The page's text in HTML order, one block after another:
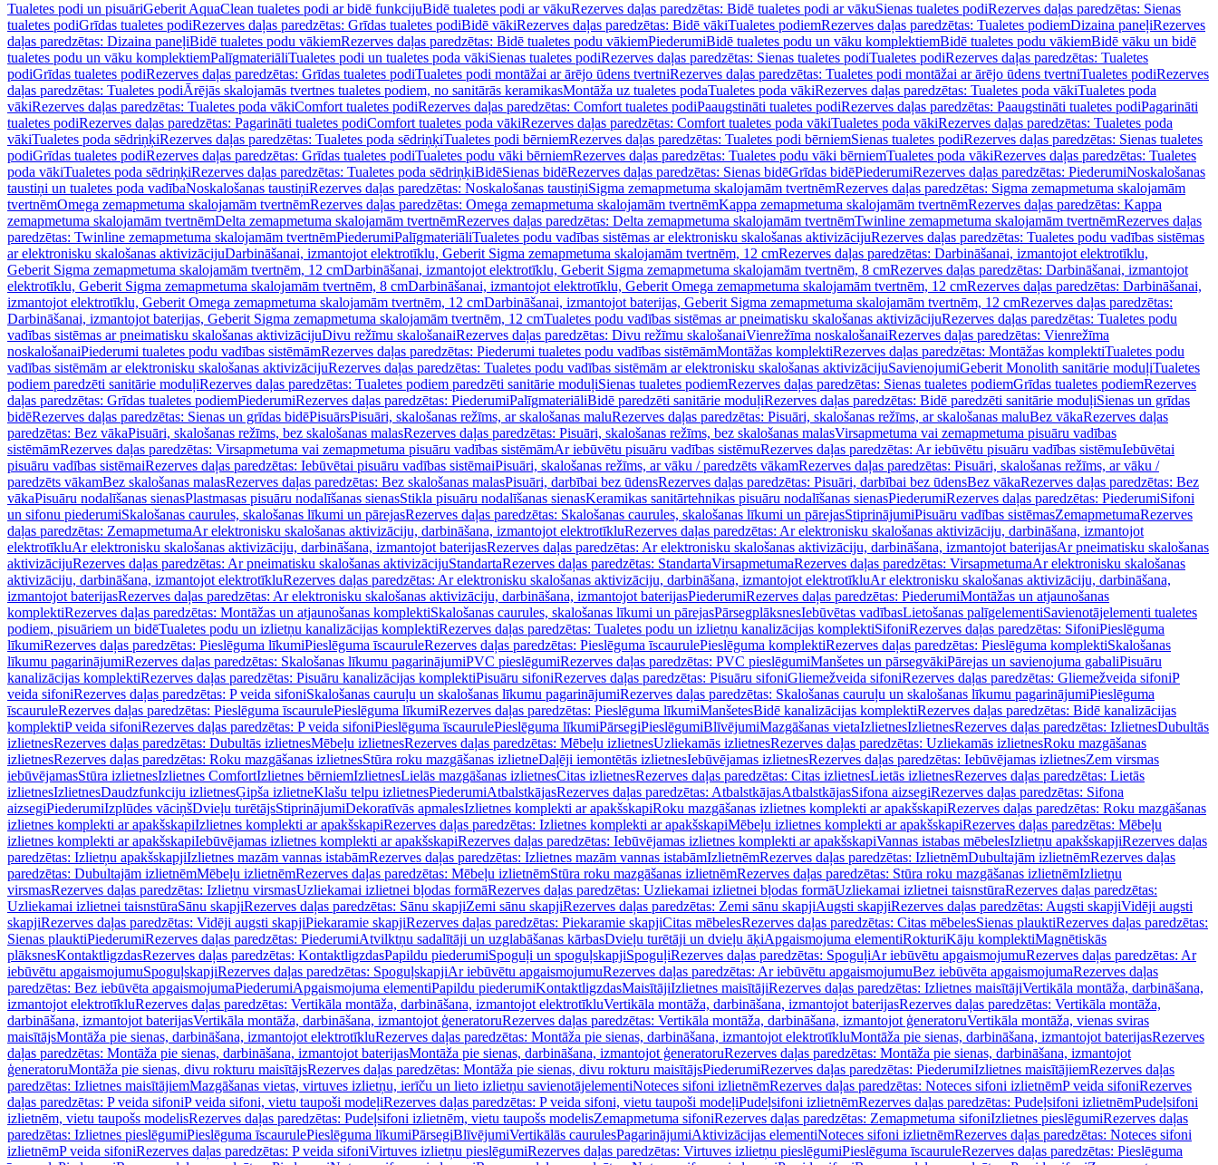
Tualetes podi un pisuāriGeberit AquaClean tualetes podi ar bidē funkcijuBidē tualetes podi ar vākuRezerves daļas paredzētas: Bidē tualetes podi ar vākuSienas tualetes podiRezerves daļas paredzētas: Sienas
tualetes podiGrīdas tualetes podiRezerves daļas paredzētas: Grīdas tualetes podiBidē vākiRezerves daļas paredzētas: Bidē vākiTualetes podiemRezerves daļas paredzētas: Tualetes podiemDizaina paneļiRezerves
daļas paredzētas: Dizaina paneļiBidē tualetes podu vākiemRezerves daļas paredzētas: Bidē tualetes podu vākiemPiederumiBidē tualetes podu un vāku komplektiemBidē tualetes podu vākiemBidē vāku un bidē
tualetes podu un vāku komplektiemPalīgmateriāliTualetes podi un tualetes poda vākiSienas tualetes podiRezerves daļas paredzētas: Sienas tualetes podiTualetes podiRezerves daļas paredzētas: Tualetes
podiGrīdas tualetes podiRezerves daļas paredzētas: Grīdas tualetes podiTualetes podi montāžai ar ārējo ūdens tvertniRezerves daļas paredzētas: Tualetes podi montāžai ar ārējo ūdens tvertniTualetes podiRezerves
daļas paredzētas: Tualetes podiĀrējās skalojamās tvertnes tualetes podiem, no sanitārās keramikasMontāža uz tualetes podaTualetes poda vākiRezerves daļas paredzētas: Tualetes poda vākiTualetes poda
vākiRezerves daļas paredzētas: Tualetes poda vākiComfort tualetes podiRezerves daļas paredzētas: Comfort tualetes podiPaaugstināti tualetes podiRezerves daļas paredzētas: Paaugstināti tualetes podiPagarināti
tualetes podiRezerves daļas paredzētas: Pagarināti tualetes podiComfort tualetes poda vākiRezerves daļas paredzētas: Comfort tualetes poda vākiTualetes poda vākiRezerves daļas paredzētas: Tualetes poda
vākiTualetes poda sēdriņķiRezerves daļas paredzētas: Tualetes poda sēdriņķiTualetes podi bērniemRezerves daļas paredzētas: Tualetes podi bērniemSienas tualetes podiRezerves daļas paredzētas: Sienas tualetes
podiGrīdas tualetes podiRezerves daļas paredzētas: Grīdas tualetes podiTualetes podu vāki bērniemRezerves daļas paredzētas: Tualetes podu vāki bērniemTualetes poda vākiRezerves daļas paredzētas: Tualetes
poda vākiTualetes poda sēdriņķiRezerves daļas paredzētas: Tualetes poda sēdriņķiBidēSienas bidēRezerves daļas paredzētas: Sienas bidēGrīdas bidēPiederumiRezerves daļas paredzētas: PiederumiNoskalošanas
taustiņi un tualetes poda vadībaNoskalošanas taustiņiRezerves daļas paredzētas: Noskalošanas taustiņiSigma zemapmetuma skalojamām tvertnēmRezerves daļas paredzētas: Sigma zemapmetuma skalojamām
tvertnēmOmega zemapmetuma skalojamām tvertnēmRezerves daļas paredzētas: Omega zemapmetuma skalojamām tvertnēmKappa zemapmetuma skalojamām tvertnēmRezerves daļas paredzētas: Kappa
zemapmetuma skalojamām tvertnēmDelta zemapmetuma skalojamām tvertnēmRezerves daļas paredzētas: Delta zemapmetuma skalojamām tvertnēmTwinline zemapmetuma skalojamām tvertnēmRezerves daļas
paredzētas: Twinline zemapmetuma skalojamām tvertnēmPiederumiPalīgmateriāliTualetes podu vadības sistēmas ar elektronisku skalošanas aktivizācijuRezerves daļas paredzētas: Tualetes podu vadības sistēmas
ar elektronisku skalošanas aktivizācijuDarbināšanai, izmantojot elektrotīklu, Geberit Sigma zemapmetuma skalojamām tvertnēm, 12 cmRezerves daļas paredzētas: Darbināšanai, izmantojot elektrotīklu,
Geberit Sigma zemapmetuma skalojamām tvertnēm, 12 cmDarbināšanai, izmantojot elektrotīklu, Geberit Sigma zemapmetuma skalojamām tvertnēm, 8 cmRezerves daļas paredzētas: Darbināšanai, izmantojot
elektrotīklu, Geberit Sigma zemapmetuma skalojamām tvertnēm, 8 cmDarbināšanai, izmantojot elektrotīklu, Geberit Omega zemapmetuma skalojamām tvertnēm, 12 cmRezerves daļas paredzētas: Darbināšanai,
izmantojot elektrotīklu, Geberit Omega zemapmetuma skalojamām tvertnēm, 12 cmDarbināšanai, izmantojot baterijas, Geberit Sigma zemapmetuma skalojamām tvertnēm, 12 cmRezerves daļas paredzētas:
Darbināšanai, izmantojot baterijas, Geberit Sigma zemapmetuma skalojamām tvertnēm, 12 cmTualetes podu vadības sistēmas ar pneimatisku skalošanas aktivizācijuRezerves daļas paredzētas: Tualetes podu
vadības sistēmas ar pneimatisku skalošanas aktivizācijuDivu režīmu skalošanaiRezerves daļas paredzētas: Divu režīmu skalošanaiVienrežīma noskalošanaiRezerves daļas paredzētas: Vienrežīma
noskalošanaiPiederumi tualetes podu vadības sistēmāmRezerves daļas paredzētas: Piederumi tualetes podu vadības sistēmāmMontāžas komplektiRezerves daļas paredzētas: Montāžas komplektiTualetes podu
vadības sistēmām ar elektronisku skalošanas aktivizācijuRezerves daļas paredzētas: Tualetes podu vadības sistēmām ar elektronisku skalošanas aktivizācijuSavienojumiGeberit Monolith sanitārie moduļiTualetes
podiem paredzēti sanitārie moduļiRezerves daļas paredzētas: Tualetes podiem paredzēti sanitārie moduļiSienas tualetes podiemRezerves daļas paredzētas: Sienas tualetes podiemGrīdas tualetes podiemRezerves
daļas paredzētas: Grīdas tualetes podiemPiederumiRezerves daļas paredzētas: PiederumiPalīgmateriāliBidē paredzēti sanitārie moduļiRezerves daļas paredzētas: Bidē paredzēti sanitārie moduļiSienas un grīdas
bidēRezerves daļas paredzētas: Sienas un grīdas bidēPisuārsPisuāri, skalošanas režīms, ar skalošanas maluRezerves daļas paredzētas: Pisuāri, skalošanas režīms, ar skalošanas maluBez vākaRezerves daļas
paredzētas: Bez vākaPisuāri, skalošanas režīms, bez skalošanas malasRezerves daļas paredzētas: Pisuāri, skalošanas režīms, bez skalošanas malasVirsapmetuma vai zemapmetuma pisuāru vadības
sistēmāmRezerves daļas paredzētas: Virsapmetuma vai zemapmetuma pisuāru vadības sistēmāmAr iebūvētu pisuāru vadības sistēmuRezerves daļas paredzētas: Ar iebūvētu pisuāru vadības sistēmuIebūvētai
pisuāru vadības sistēmaiRezerves daļas paredzētas: Iebūvētai pisuāru vadības sistēmaiPisuāri, skalošanas režīms, ar vāku / paredzēts vākamRezerves daļas paredzētas: Pisuāri, skalošanas režīms, ar vāku /
paredzēts vākamBez skalošanas malasRezerves daļas paredzētas: Bez skalošanas malasPisuāri, darbībai bez ūdensRezerves daļas paredzētas: Pisuāri, darbībai bez ūdensBez vākaRezerves daļas paredzētas: Bez
vākaPisuāru nodalīšanas sienasPlastmasas pisuāru nodalīšanas sienasStikla pisuāru nodalīšanas sienasKeramikas sanitārtehnikas pisuāru nodalīšanas sienasPiederumiRezerves daļas paredzētas: PiederumiSifoni
un sifonu piederumiSkalošanas caurules, skalošanas līkumi un pārejasRezerves daļas paredzētas: Skalošanas caurules, skalošanas līkumi un pārejasStiprinājumiPisuāru vadības sistēmasZemapmetumaRezerves
daļas paredzētas: ZemapmetumaAr elektronisku skalošanas aktivizāciju, darbināšana, izmantojot elektrotīkluRezerves daļas paredzētas: Ar elektronisku skalošanas aktivizāciju, darbināšana, izmantojot
elektrotīkluAr elektronisku skalošanas aktivizāciju, darbināšana, izmantojot baterijasRezerves daļas paredzētas: Ar elektronisku skalošanas aktivizāciju, darbināšana, izmantojot baterijasAr pneimatisku skalošanas
aktivizācijuRezerves daļas paredzētas: Ar pneimatisku skalošanas aktivizācijuStandartaRezerves daļas paredzētas: StandartaVirsapmetumaRezerves daļas paredzētas: VirsapmetumaAr elektronisku skalošanas
aktivizāciju, darbināšana, izmantojot elektrotīkluRezerves daļas paredzētas: Ar elektronisku skalošanas aktivizāciju, darbināšana, izmantojot elektrotīkluAr elektronisku skalošanas aktivizāciju, darbināšana,
izmantojot baterijasRezerves daļas paredzētas: Ar elektronisku skalošanas aktivizāciju, darbināšana, izmantojot baterijasPiederumiRezerves daļas paredzētas: PiederumiMontāžas un atjaunošanas
komplektiRezerves daļas paredzētas: Montāžas un atjaunošanas komplektiSkalošanas caurules, skalošanas līkumi un pārejasPārsegplāksnesIebūvētas vadībasLietošanas palīgelementiSavienotājelementi tualetes
podiem, pisuāriem un bidēTualetes podu un izlietņu kanalizācijas komplektiRezerves daļas paredzētas: Tualetes podu un izlietņu kanalizācijas komplektiSifoniRezerves daļas paredzētas: SifoniPieslēguma
līkumiRezerves daļas paredzētas: Pieslēguma līkumiPieslēguma īscauruleRezerves daļas paredzētas: Pieslēguma īscaurulePieslēguma komplektiRezerves daļas paredzētas: Pieslēguma komplektiSkalošanas
līkumu pagarinājumiRezerves daļas paredzētas: Skalošanas līkumu pagarinājumiPVC pieslēgumiRezerves daļas paredzētas: PVC pieslēgumiManšetes un pārsegvākiPārejas un savienojuma gabaliPisuāru
kanalizācijas komplektiRezerves daļas paredzētas: Pisuāru kanalizācijas komplektiPisuāru sifoniRezerves daļas paredzētas: Pisuāru sifoniGliemežveida sifoniRezerves daļas paredzētas: Gliemežveida sifoniP
veida sifoniRezerves daļas paredzētas: P veida sifoniSkalošanas cauruļu un skalošanas līkumu pagarinājumiRezerves daļas paredzētas: Skalošanas cauruļu un skalošanas līkumu pagarinājumiPieslēguma
īscauruleRezerves daļas paredzētas: Pieslēguma īscaurulePieslēguma līkumiRezerves daļas paredzētas: Pieslēguma līkumiManšetesBidē kanalizācijas komplektiRezerves daļas paredzētas: Bidē kanalizācijas
komplektiP veida sifoniRezerves daļas paredzētas: P veida sifoniPieslēguma īscaurulePieslēguma līkumiPārsegiPieslēgumiBlīvējumiMazgāšanas vietaIzlietnesIzlietnesRezerves daļas paredzētas: IzlietnesDubultās
izlietnesRezerves daļas paredzētas: Dubultās izlietnesMēbeļu izlietnesRezerves daļas paredzētas: Mēbeļu izlietnesUzliekamās izlietnesRezerves daļas paredzētas: Uzliekamās izlietnesRoku mazgāšanas
izlietnesRezerves daļas paredzētas: Roku mazgāšanas izlietnesStūra roku mazgāšanas izlietneDaļēji iemontētās izlietnesIebūvējamas izlietnesRezerves daļas paredzētas: Iebūvējamas izlietnesZem virsmas
iebūvējamasStūra izlietnesIzlietnes ComfortIzlietnes bērniemIzlietnesLielās mazgāšanas izlietnesCitas izlietnesRezerves daļas paredzētas: Citas izlietnesLietās izlietnesRezerves daļas paredzētas: Lietās
izlietnesIzlietnesDaudzfunkciju izlietnesĢipša izlietneKlašu telpu izlietnesPiederumiAtbalstkājasRezerves daļas paredzētas: AtbalstkājasAtbalstkājasSifona aizsegiRezerves daļas paredzētas: Sifona
aizsegiPiederumiIzplūdes vāciņšDvieļu turētājsStiprinājumiDekoratīvās apmalesIzlietnes komplekti ar apakšskapiRoku mazgāšanas izlietnes komplekti ar apakšskapiRezerves daļas paredzētas: Roku mazgāšanas
izlietnes komplekti ar apakšskapiIzlietnes komplekti ar apakšskapiRezerves daļas paredzētas: Izlietnes komplekti ar apakšskapiMēbeļu izlietnes komplekti ar apakšskapiRezerves daļas paredzētas: Mēbeļu
izlietnes komplekti ar apakšskapiIebūvējamas izlietnes komplekti ar apakšskapiRezerves daļas paredzētas: Iebūvējamas izlietnes komplekti ar apakšskapiVannas istabas mēbelesIzlietņu apakšskapjiRezerves daļas
paredzētas: Izlietņu apakšskapjiIzlietnes mazām vannas istabāmRezerves daļas paredzētas: Izlietnes mazām vannas istabāmIzlietnēmRezerves daļas paredzētas: IzlietnēmDubultajām izlietnēmRezerves daļas
paredzētas: Dubultajām izlietnēmMēbeļu izlietnēmRezerves daļas paredzētas: Mēbeļu izlietnēmStūra roku mazgāšanas izlietnēmRezerves daļas paredzētas: Stūra roku mazgāšanas izlietnēmIzlietņu
virsmasRezerves daļas paredzētas: Izlietņu virsmasUzliekamai izlietnei bļodas formāRezerves daļas paredzētas: Uzliekamai izlietnei bļodas formāUzliekamai izlietnei taisnstūraRezerves daļas paredzētas:
Uzliekamai izlietnei taisnstūraSānu skapjiRezerves daļas paredzētas: Sānu skapjiZemi sānu skapjiRezerves daļas paredzētas: Zemi sānu skapjiAugsti skapjiRezerves daļas paredzētas: Augsti skapjiVidēji augsti
skapjiRezerves daļas paredzētas: Vidēji augsti skapjiPiekaramie skapjiRezerves daļas paredzētas: Piekaramie skapjiCitas mēbelesRezerves daļas paredzētas: Citas mēbelesSienas plauktiRezerves daļas paredzētas:
Sienas plauktiPiederumiRezerves daļas paredzētas: PiederumiAtvilktņu sadalītāji un uzglabāšanas kārbasDvieļu turētāji un dvieļu āķiApgaismojuma elementiRokturiKāju komplektiMagnētiskās
plāksnesKontaktligzdasRezerves daļas paredzētas: KontaktligzdasPapildu piederumiSpoguļi un spoguļskapjiSpoguļiRezerves daļas paredzētas: SpoguļiAr iebūvētu apgaismojumuRezerves daļas paredzētas: Ar
iebūvētu apgaismojumuSpoguļskapjiRezerves daļas paredzētas: SpoguļskapjiAr iebūvētu apgaismojumuRezerves daļas paredzētas: Ar iebūvētu apgaismojumuBez iebūvēta apgaismojumaRezerves daļas
paredzētas: Bez iebūvēta apgaismojumaPiederumiApgaismojuma elementiPapildu piederumiKontaktligzdasMaisītājiIzlietnes maisītājiRezerves daļas paredzētas: Izlietnes maisītājiVertikāla montāža, darbināšana,
izmantojot elektrotīkluRezerves daļas paredzētas: Vertikāla montāža, darbināšana, izmantojot elektrotīkluVertikāla montāža, darbināšana, izmantojot baterijasRezerves daļas paredzētas: Vertikāla montāža,
darbināšana, izmantojot baterijasVertikāla montāža, darbināšana, izmantojot ģeneratoruRezerves daļas paredzētas: Vertikāla montāža, darbināšana, izmantojot ģeneratoruVertikāla montāža, vienas sviras
maisītājsMontāža pie sienas, darbināšana, izmantojot elektrotīkluRezerves daļas paredzētas: Montāža pie sienas, darbināšana, izmantojot elektrotīkluMontāža pie sienas, darbināšana, izmantojot baterijasRezerves
daļas paredzētas: Montāža pie sienas, darbināšana, izmantojot baterijasMontāža pie sienas, darbināšana, izmantojot ģeneratoruRezerves daļas paredzētas: Montāža pie sienas, darbināšana, izmantojot
ģeneratoruMontāža pie sienas, divu rokturu maisītājsRezerves daļas paredzētas: Montāža pie sienas, divu rokturu maisītājsPiederumiRezerves daļas paredzētas: PiederumiIzlietnes maisītājiemRezerves daļas
paredzētas: Izlietnes maisītājiemMazgāšanas vietas, virtuves izlietņu, ierīču un lieto izlietņu savienotājelementiNoteces sifoni izlietnēmRezerves daļas paredzētas: Noteces sifoni izlietnēmP veida sifoniRezerves
daļas paredzētas: P veida sifoniP veida sifoni, vietu taupoši modeļiRezerves daļas paredzētas: P veida sifoni, vietu taupoši modeļiPudeļsifoni izlietnēmRezerves daļas paredzētas: Pudeļsifoni izlietnēmPudeļsifoni
izlietnēm, vietu taupošs modelisRezerves daļas paredzētas: Pudeļsifoni izlietnēm, vietu taupošs modelisZemapmetuma sifoniRezerves daļas paredzētas: Zemapmetuma sifoniIzlietnes pieslēgumiRezerves daļas
paredzētas: Izlietnes pieslēgumiPieslēguma īscaurulePieslēguma līkumiPārsegiBlīvējumiVertikālās caurulesPagarinājumiAktivizācijas elementiNoteces sifoni izlietnēmRezerves daļas paredzētas: Noteces sifoni
izlietnēmP veida sifoniRezerves daļas paredzētas: P veida sifoniVirtuves izlietņu pieslēgumiRezerves daļas paredzētas: Virtuves izlietņu pieslēgumiPieslēguma īscauruleRezerves daļas paredzētas: Pieslēguma